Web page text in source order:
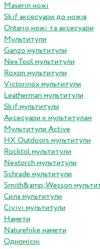
Maserin ножі
Skif аксесуари до ножів
Ontario ножі та аксесуари
Мультитули
Ganzo мультитули
NexTool мультитули
Roxon мультитули
Victorinox мультитули
Leatherman мультитули
Skif мультитули
Аксесуари к мультитулам
Мультитули Active
HX Outdoors мультитули
Rocktol мультитули
Nextorch мультитули
Schrade мультитули
Smith&amp;Wesson
Сила мультитули
Civivi мультитули
Намети
Naturehike намети
Одномісні